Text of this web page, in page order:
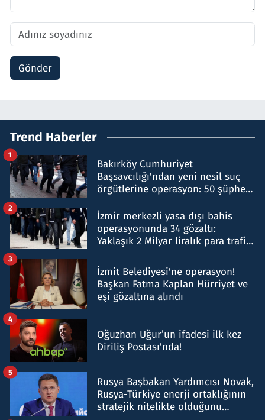
Gönder
Trend Haberler
Bakırköy Cumhuriyet
Başsavcılığı'ndan yeni nesil suç
örgütlerine operasyon: 50 şüpheli
1
İzmir merkezli yasa dışı bahis
operasyonunda 34 gözaltı:
Yaklaşık 2 Milyar liralık para trafiği
2
İzmit Belediyesi'ne operasyon!
Başkan Fatma Kaplan Hürriyet ve
eşi gözaltına alındı
3
Oğuzhan Uğur’un ifadesi ilk kez
Diriliş Postası'nda!
4
Rusya Başbakan Yardımcısı Novak,
Rusya-Türkiye enerji ortaklığının
stratejik nitelikte olduğunu
5